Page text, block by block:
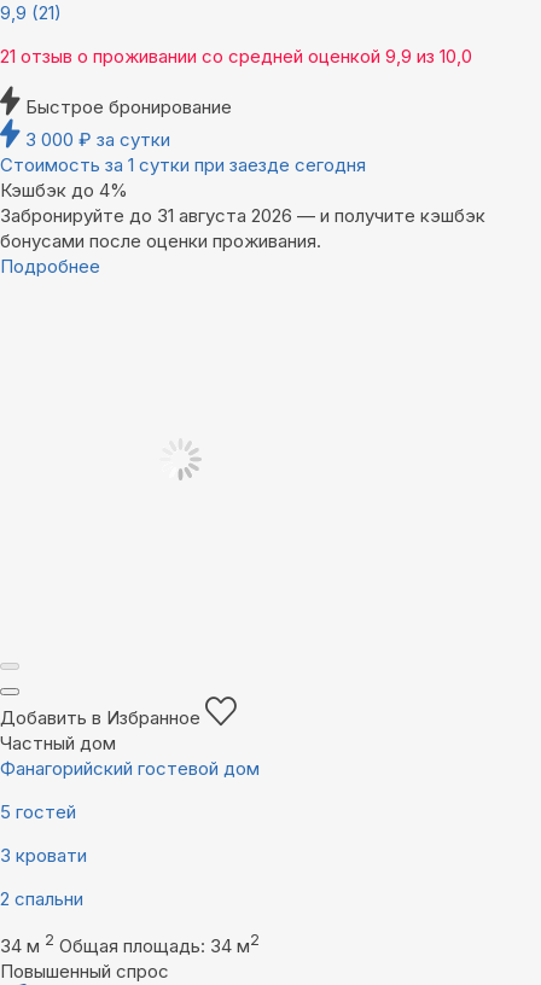
9,9 (21)
21 отзыв о проживании со средней оценкой 9,9 из 10,0
Быстрое бронирование
3 000 ₽ за сутки
Стоимость за 1 сутки при заезде сегодня
Кэшбэк до 4%
Забронируйте до 31 августа 2026 — и получите кэшбэк
бонусами после оценки проживания.
Подробнее
Добавить в Избранное
Частный дом
Фанагорийский гостевой дом
5 гостей
3 кровати
2 спальни
34 м 2 Общая площадь: 34 м2
Повышенный спрос